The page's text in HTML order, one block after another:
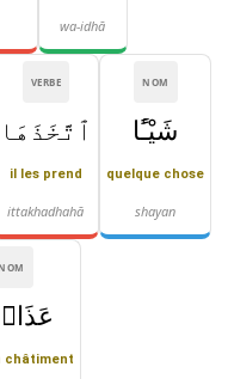
wa-idhā
NOM
شَيْـًٔا
quelque chose
shayan
VERBE
ٱتَّخَذَهَا
il les prend
ittakhadhahā
châtiment